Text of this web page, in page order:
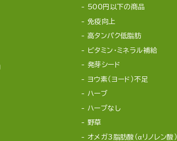
500円以下の商品
免疫向上
高タンパク低脂肪
ビタミン・ミネラル補給
発芽シード
ヨウ素（ヨード）不足
ハーブ
ハーブなし
野草
オメガ3脂肪酸（αリノレン酸）